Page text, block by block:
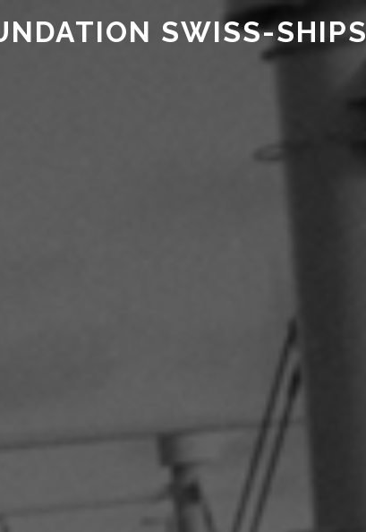
SWISS-SHIPS